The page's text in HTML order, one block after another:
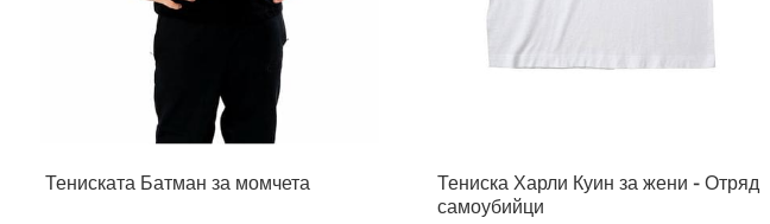
Тениската Батман за момчета
Тениска Харли Куин за жени - Отряд
самоубийци